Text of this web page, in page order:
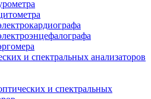
и спектральных анализаторов
и спектральных